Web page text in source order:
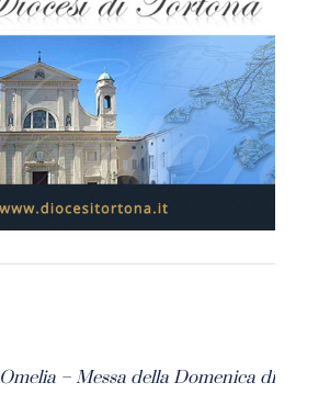
Omelia – Messa della Domenica di